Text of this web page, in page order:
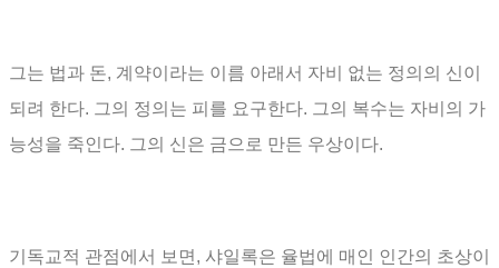
그는 법과 돈, 계약이라는 이름 아래서 자비 없는 정의의 신이
되려 한다. 그의 정의는 피를 요구한다. 그의 복수는 자비의 가
능성을 죽인다. 그의 신은 금으로 만든 우상이다.
기독교적 관점에서 보면 , 샤일록은 율법에 매인 인간의 초상이